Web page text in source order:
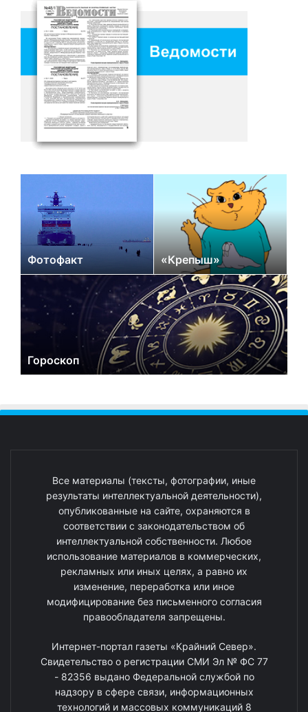
Фотофакт «Крепыш»
Гороскоп
Все материалы (тексты, фотографии, иные
результаты интеллектуальной деятельности),
опубликованные на сайте, охраняются в
соответствии с законодательством об
интеллектуальной собственности. Любое
использование материалов в коммерческих,
рекламных или иных целях, а равно их
изменение, переработка или иное
модифицирование без письменного согласия
правообладателя запрещены.
Интернет-портал газеты «Крайний Север».
Свидетельство о регистрации СМИ Эл № ФС 77
- 82356 выдано Федеральной службой по
надзору в сфере связи, информационных
технологий и массовых коммуникаций 8